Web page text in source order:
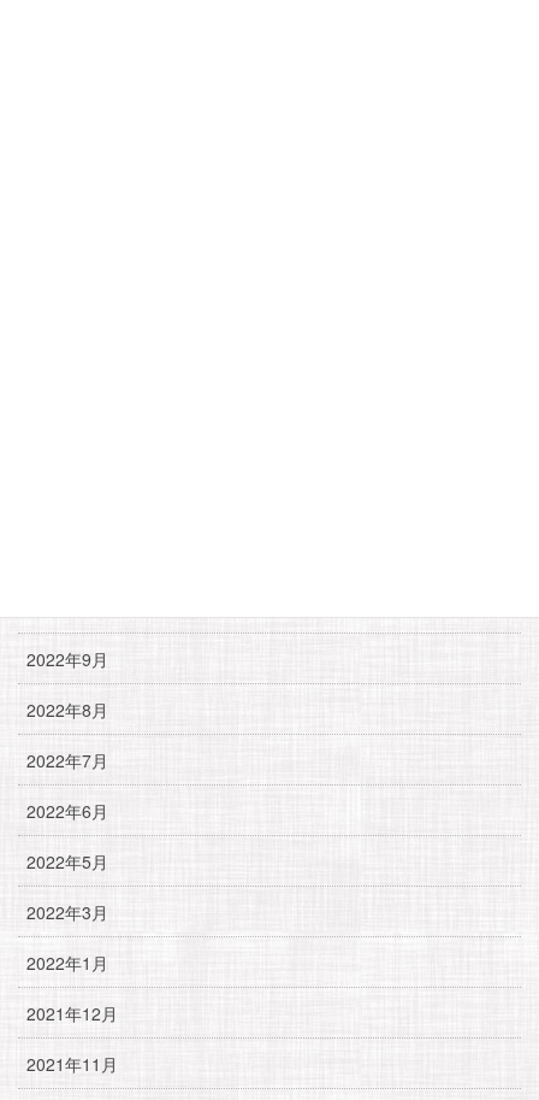
2022年9月
2022年8月
2022年7月
2022年6月
2022年5月
2022年3月
2022年1月
2021年12月
2021年11月